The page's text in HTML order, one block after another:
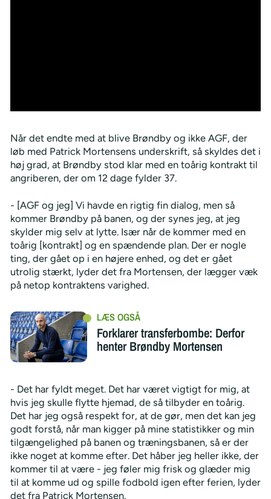
Når det endte med at blive Brøndby og ikke AGF, der
løb med Patrick Mortensens underskrift, så skyldes det i
høj grad, at Brøndby stod klar med en toårig kontrakt til
angriberen, der om 12 dage fylder 37.
- [AGF og jeg] Vi havde en rigtig fin dialog, men så
kommer Brøndby på banen, og der synes jeg, at jeg
skylder mig selv at lytte. Især når de kommer med en
toårig [kontrakt] og en spændende plan. Der er nogle
ting, der gået op i en højere enhed, og det er gået
utrolig stærkt, lyder det fra Mortensen, der lægger væk
på netop kontraktens varighed.
Forklarer transferbombe: Derfor
henter Brøndby Mortensen
- Det har fyldt meget. Det har været vigtigt for mig, at
hvis jeg skulle flytte hjemad, de så tilbyder en toårig.
Det har jeg også respekt for, at de gør, men det kan jeg
godt forstå, når man kigger på mine statistikker og min
tilgængelighed på banen og træningsbanen, så er der
ikke noget at komme efter. Det håber jeg heller ikke, der
kommer til at være - jeg føler mig frisk og glæder mig
til at komme ud og spille fodbold igen efter ferien, lyder
det fra Patrick Mortensen.